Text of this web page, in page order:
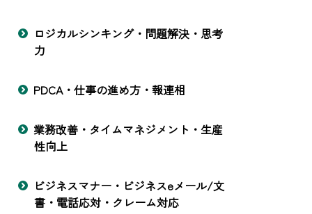
ロジカルシンキング・問題解決・思考
力
PDCA・仕事の進め方・報連相
業務改善・タイムマネジメント・生産
性向上
ビジネスマナー・ビジネスeメール/文
書・電話応対・クレーム対応